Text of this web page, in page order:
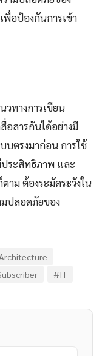
อป้องกันการเข้า
วทางการเขียน
อสารกันได้อย่างมี
บตรงมาก่อน การใช้
ระสิทธิภาพ และ
าม ต้องระมัดระวังใน
มปลอดภัยของ
#IT